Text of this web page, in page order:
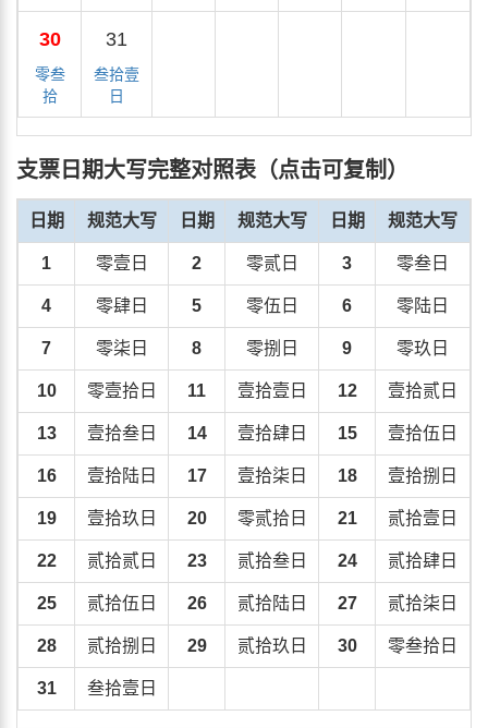
30
零叁
拾
31
叁拾壹
日
支票日期大写完整对照表（点击可复制）
日期 规范大写 日期 规范大写 日期 规范大写
1 零壹日 2 零贰日 3 零叁日
4 零肆日 5 零伍日 6 零陆日
7 零柒日 8 零捌日 9 零玖日
10 零壹拾日 11 壹拾壹日 12 壹拾贰日
13 壹拾叁日 14 壹拾肆日 15 壹拾伍日
16 壹拾陆日 17 壹拾柒日 18 壹拾捌日
19 壹拾玖日 20 零贰拾日 21 贰拾壹日
22 贰拾贰日 23 贰拾叁日 24 贰拾肆日
25 贰拾伍日 26 贰拾陆日 27 贰拾柒日
28 贰拾捌日 29 贰拾玖日 30 零叁拾日
31 叁拾壹日